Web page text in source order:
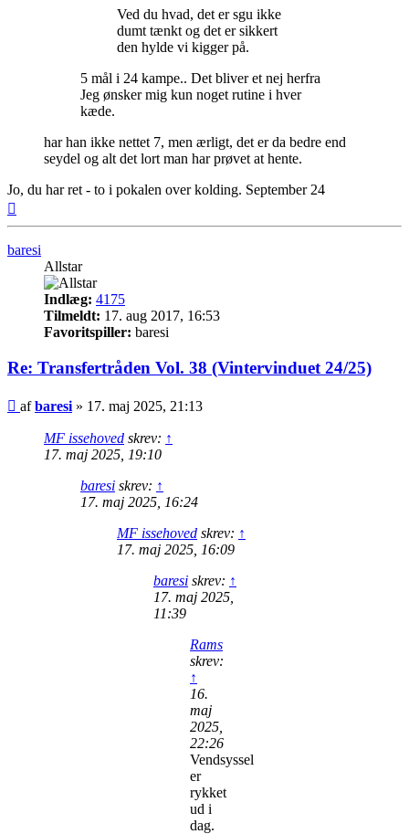
Ved du hvad, det er sgu ikke
dumt tænkt og det er sikkert
den hylde vi kigger på.
5 mål i 24 kampe.. Det bliver et nej herfra
Jeg ønsker mig kun noget rutine i hver
kæde.
har han ikke nettet 7, men ærligt, det er da bedre end
seydel og alt det lort man har prøvet at hente.
Jo, du har ret - to i pokalen over kolding. September 24
baresi
Allstar
Indlæg: 4175
Tilmeldt: 17. aug 2017, 16:53
Favoritspiller: baresi
Re: Transfertråden Vol. 38 (Vintervinduet 24/25)
Indlæg
afbaresi » 17. maj 2025, 21:13
MF issehoved skrev: ↑
17. maj 2025, 19:10
baresi skrev: ↑
17. maj 2025, 16:24
MF issehoved skrev: ↑
17. maj 2025, 16:09
baresi skrev: ↑
17. maj 2025,
11:39
Rams
skrev:
↑
16.
maj
2025,
22:26
Vendsyssel
er
rykket
ud i
dag.